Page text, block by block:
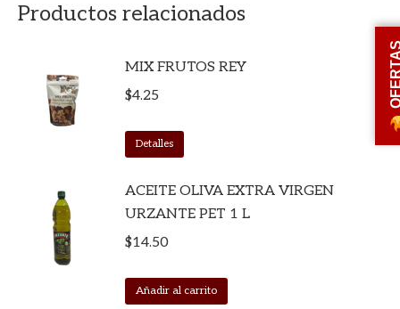
Productos relacionados
MIX FRUTOS REY
$4.25
Detalles
ACEITE OLIVA EXTRA VIRGEN
URZANTE PET 1 L
$14.50
Añadir al carrito